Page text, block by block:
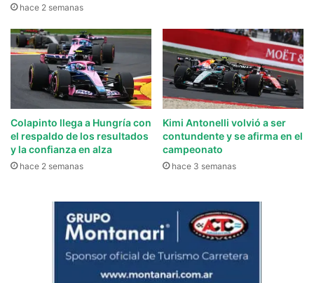
hace 2 semanas
Colapinto llega a Hungría con
el respaldo de los resultados
y la confianza en alza
hace 2 semanas
Kimi Antonelli volvió a ser
contundente y se afirma en el
campeonato
hace 3 semanas